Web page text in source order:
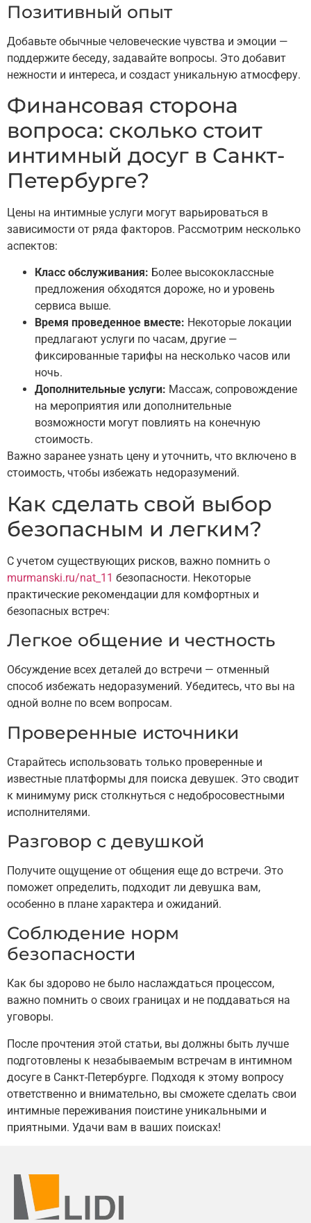
Позитивный опыт
Добавьте обычные человеческие чувства и эмоции —
поддержите беседу, задавайте вопросы. Это добавит
нежности и интереса, и создаст уникальную атмосферу.
Финансовая сторона
вопроса: сколько стоит
интимный досуг в Санкт-
Петербурге?
Цены на интимные услуги могут варьироваться в
зависимости от ряда факторов. Рассмотрим несколько
аспектов:
Класс обслуживания: Более высококлассные
предложения обходятся дороже, но и уровень
сервиса выше.
Время проведенное вместе: Некоторые локации
предлагают услуги по часам, другие —
фиксированные тарифы на несколько часов или
ночь.
Дополнительные услуги: Массаж, сопровождение
на мероприятия или дополнительные
возможности могут повлиять на конечную
стоимость.
Важно заранее узнать цену и уточнить, что включено в
стоимость, чтобы избежать недоразумений.
Как сделать свой выбор
безопасным и легким?
С учетом существующих рисков, важно помнить о
murmanski.ru/nat_11 безопасности. Некоторые
практические рекомендации для комфортных и
безопасных встреч:
Легкое общение и честность
Обсуждение всех деталей до встречи — отменный
способ избежать недоразумений. Убедитесь, что вы на
одной волне по всем вопросам.
Проверенные источники
Старайтесь использовать только проверенные и
известные платформы для поиска девушек. Это сводит
к минимуму риск столкнуться с недобросовестными
исполнителями.
Разговор с девушкой
Получите ощущение от общения еще до встречи. Это
поможет определить, подходит ли девушка вам,
особенно в плане характера и ожиданий.
Соблюдение норм
безопасности
Как бы здорово не было наслаждаться процессом,
важно помнить о своих границах и не поддаваться на
уговоры.
После прочтения этой статьи, вы должны быть лучше
подготовлены к незабываемым встречам в интимном
досуге в Санкт-Петербурге. Подходя к этому вопросу
ответственно и внимательно, вы сможете сделать свои
интимные переживания поистине уникальными и
приятными. Удачи вам в ваших поисках!